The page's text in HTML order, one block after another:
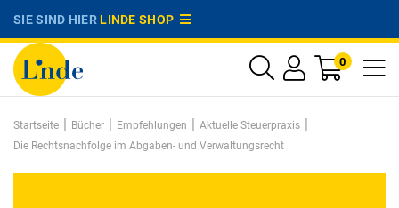
SIE SIND HIERLINDE SHOP
0
Startseite | Bücher | Empfehlungen | Aktuelle Steuerpraxis |
Die Rechtsnachfolge im Abgaben- und Verwaltungsrecht